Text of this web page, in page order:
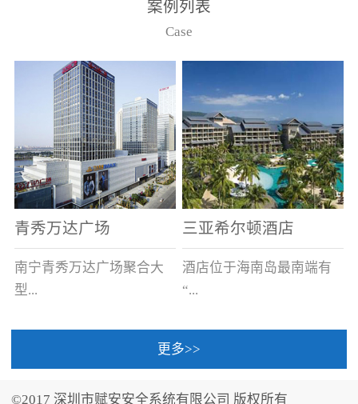
从监控主机上获取，最多
只能接6台，超过的需从现
案例列表
Case
青秀万达广场
南宁青秀万达广场聚合大
型...
三亚希尔顿酒店
酒店位于海南岛最南端有
“...
中国的海岛天堂”之美称的
更多>>
©2017 深圳市赋安安全系统有限公司 版权所有